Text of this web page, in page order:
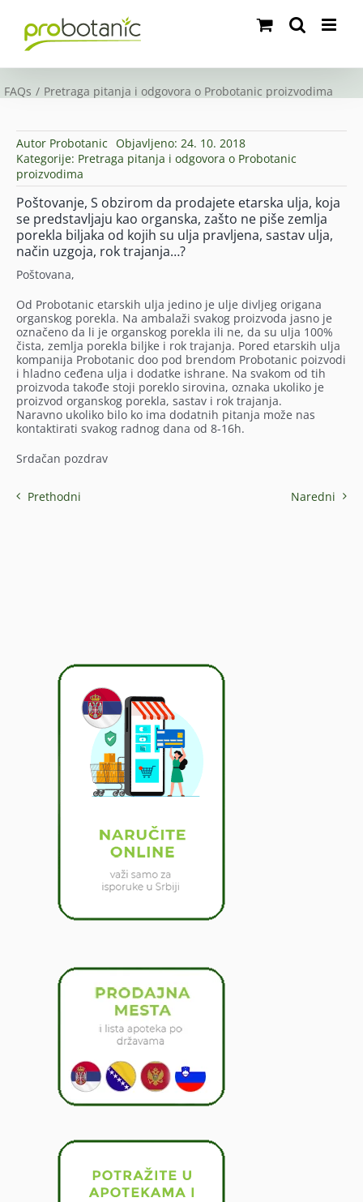
content
FAQs Pretraga pitanja i odgovora o Probotanic proizvodima
Autor Probotanic Objavljeno: 24. 10. 2018
Kategorije: Pretraga pitanja i odgovora o Probotanic
proizvodima
Poštovanje, S obzirom da prodajete etarska ulja, koja
se predstavljaju kao organska, zašto ne piše zemlja
porekla biljaka od kojih su ulja pravljena, sastav ulja,
način uzgoja, rok trajanja…?
Poštovana,
Od Probotanic etarskih ulja jedino je ulje divljeg origana
organskog porekla. Na ambalaži svakog proizvoda jasno je
označeno da li je organskog porekla ili ne, da su ulja 100%
čista, zemlja porekla biljke i rok trajanja. Pored etarskih ulja
kompanija Probotanic doo pod brendom Probotanic poizvodi
i hladno ceđena ulja i dodatke ishrane. Na svakom od tih
proizvoda takođe stoji poreklo sirovina, oznaka ukoliko je
proizvod organskog porekla, sastav i rok trajanja.
Naravno ukoliko bilo ko ima dodatnih pitanja može nas
kontaktirati svakog radnog dana od 8-16h.
Srdačan pozdrav
Prethodni Naredni